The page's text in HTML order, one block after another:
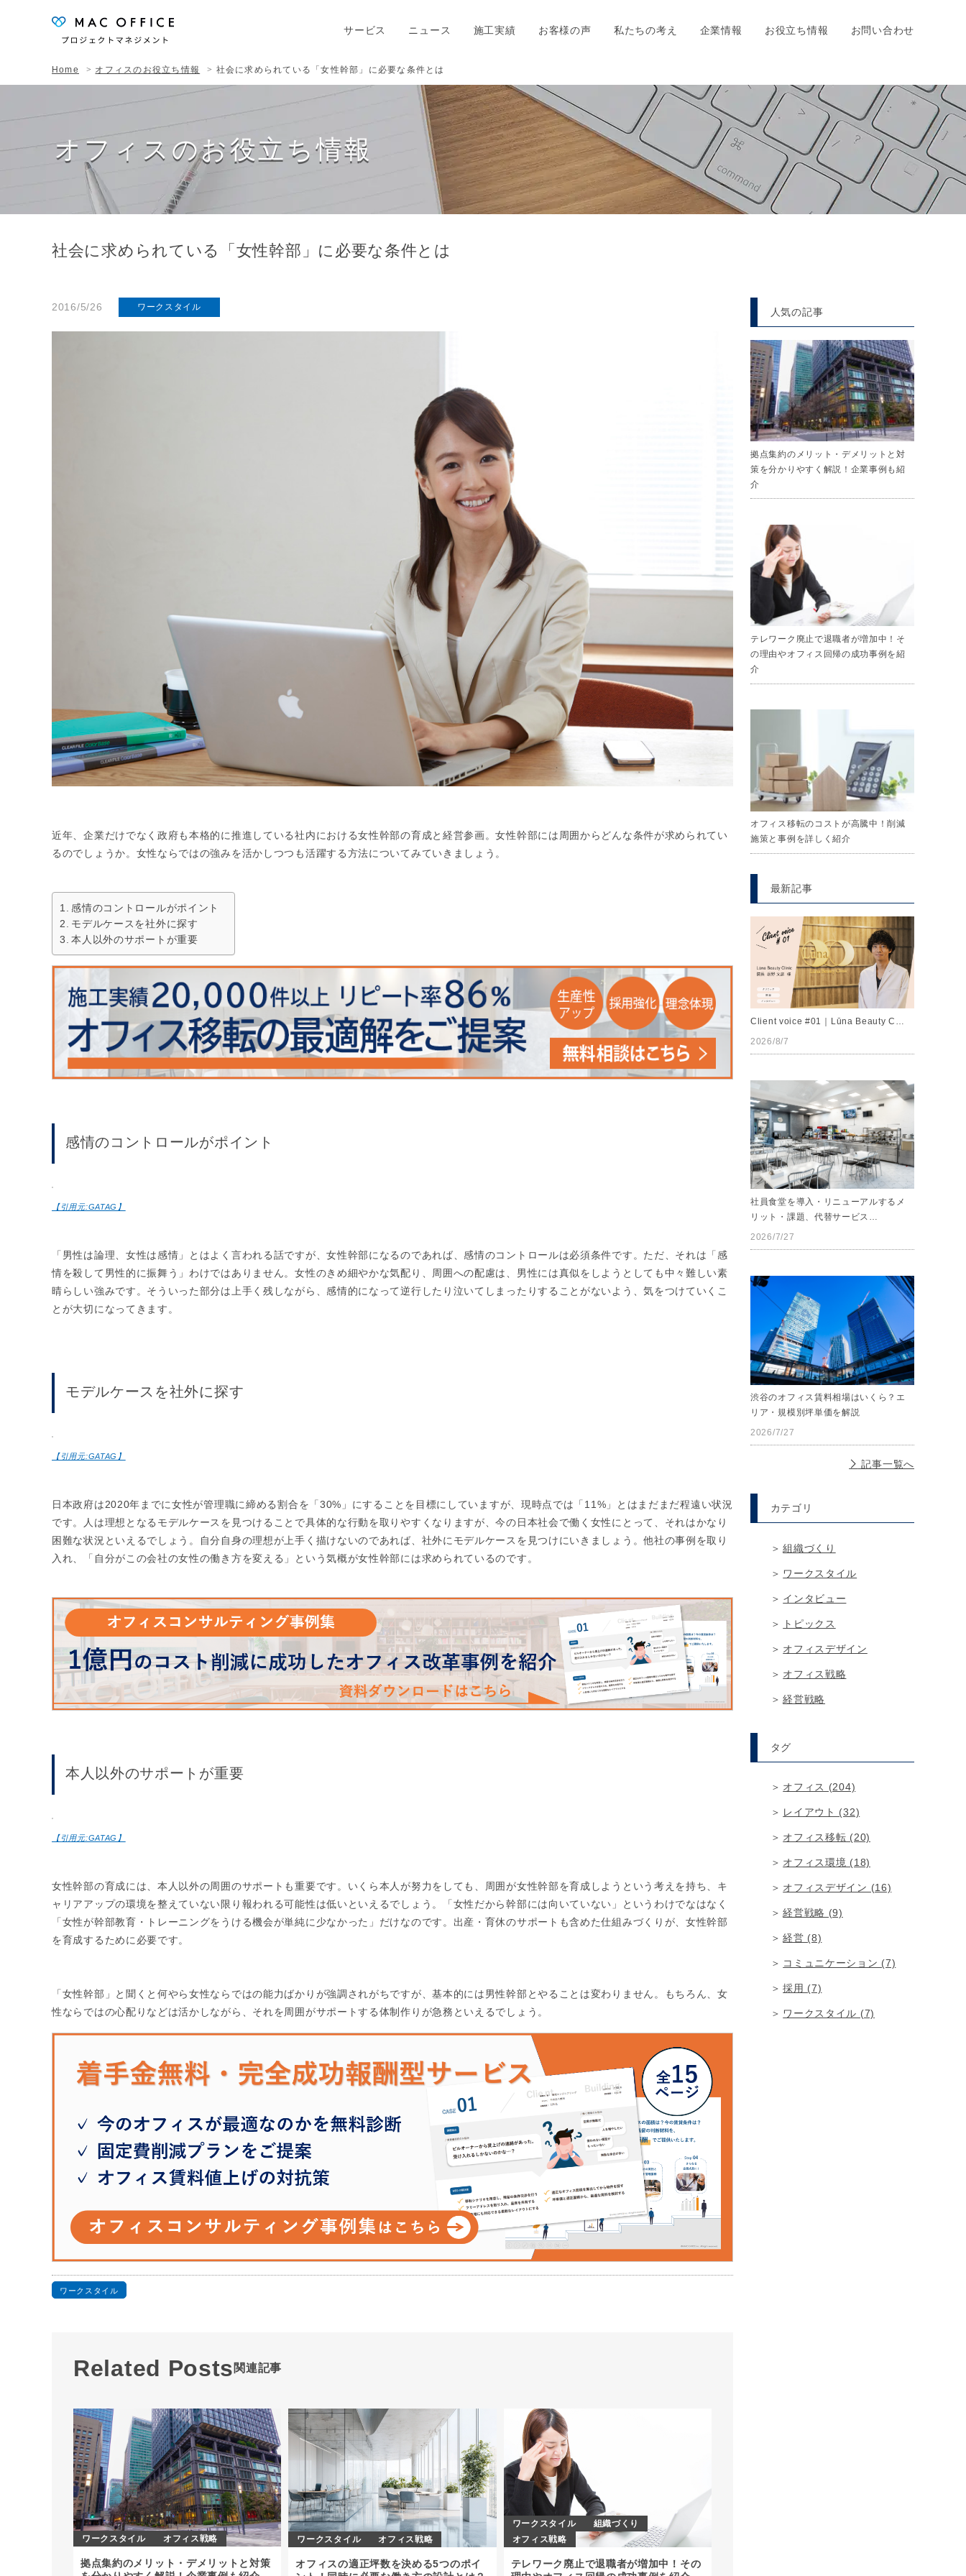
サービス ニュース 施工実績 お客様の声 私たちの考え 企業情報 お役立ち情報 お問い合わせ
Home オフィスのお役立ち情報 社会に求められている「女性幹部」に必要な条件とは
オフィスのお役立ち情報
社会に求められている「女性幹部」に必要な条件とは
2016/5/26 ワークスタイル
近年、企業だけでなく政府も本格的に推進している社内における女性幹部の育成と経営参画。女性幹部には周囲からどんな条件が求められてい
るのでしょうか。女性ならではの強みを活かしつつも活躍する方法についてみていきましょう。
感情のコントロールがポイント
モデルケースを社外に探す
本人以外のサポートが重要
感情のコントロールがポイント
【引用元:GATAG】
「男性は論理、女性は感情」とはよく言われる話ですが、女性幹部になるのであれば、感情のコントロールは必須条件です。ただ、それは「感
情を殺して男性的に振舞う」わけではありません。女性のきめ細やかな気配り、周囲への配慮は、男性には真似をしようとしても中々難しい素
晴らしい強みです。そういった部分は上手く残しながら、感情的になって逆行したり泣いてしまったりすることがないよう、気をつけていくこ
とが大切になってきます。
モデルケースを社外に探す
【引用元:GATAG】
日本政府は2020年までに女性が管理職に締める割合を「30%」にすることを目標にしていますが、現時点では「11%」とはまだまだ程遠い状況
です。人は理想となるモデルケースを見つけることで具体的な行動を取りやすくなりますが、今の日本社会で働く女性にとって、それはかなり
困難な状況といえるでしょう。自分自身の理想が上手く描けないのであれば、社外にモデルケースを見つけにいきましょう。他社の事例を取り
入れ、「自分がこの会社の女性の働き方を変える」という気概が女性幹部には求められているのです。
本人以外のサポートが重要
【引用元:GATAG】
女性幹部の育成には、本人以外の周囲のサポートも重要です。いくら本人が努力をしても、周囲が女性幹部を育成しようという考えを持ち、キ
ャリアアップの環境を整えていない限り報われる可能性は低いといえるでしょう。「女性だから幹部には向いていない」というわけでなはなく
「女性が幹部教育・トレーニングをうける機会が単純に少なかった」だけなのです。出産・育休のサポートも含めた仕組みづくりが、女性幹部
を育成するために必要です。
「女性幹部」と聞くと何やら女性ならではの能力ばかりが強調されがちですが、基本的には男性幹部とやることは変わりません。もちろん、女
性ならではの心配りなどは活かしながら、それを周囲がサポートする体制作りが急務といえるでしょう。
ワークスタイル
Related Posts関連記事
ワークスタイル オフィス戦略
拠点集約のメリット・デメリットと対策
ワークスタイル オフィス戦略
オフィスの適正坪数を決める5つのポイ
ワークスタイル
組織づくり
オフィス戦略
テレワーク廃止で退職者が増加中！その
人気の記事
拠点集約のメリット・デメリットと対
策を分かりやすく解説！企業事例も紹
介
テレワーク廃止で退職者が増加中！そ
の理由やオフィス回帰の成功事例を紹
介
オフィス移転のコストが高騰中！削減
施策と事例を詳しく紹介
最新記事
Client voice #01｜Lūna Beauty C…
2026/8/7
社員食堂を導入・リニューアルするメ
リット・課題、代替サービス…
2026/7/27
渋谷のオフィス賃料相場はいくら？エ
リア・規模別坪単価を解説
2026/7/27
記事一覧へ
カテゴリ
組織づくり
ワークスタイル
インタビュー
トピックス
オフィスデザイン
オフィス戦略
経営戦略
タグ
オフィス (204)
レイアウト (32)
オフィス移転 (20)
オフィス環境 (18)
オフィスデザイン (16)
経営戦略 (9)
経営 (8)
コミュニケーション (7)
採用 (7)
ワークスタイル (7)